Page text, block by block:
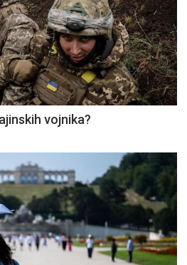
vojnika?